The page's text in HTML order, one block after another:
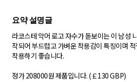
요약 설명글
라코스테 악어 로고 자수가 돋보이는 이 남성
작되어 부드럽고 가벼운 착용감이 특징이며
착용하기 좋습니다.
​정가 208000원 제품입니다. (￡130 GBP)